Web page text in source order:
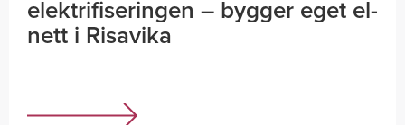
elektrifiseringen – bygger eget el-
nett i Risavika